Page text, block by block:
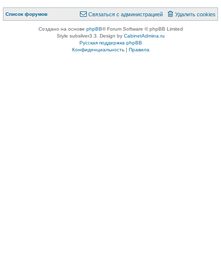
Список форумов Удалить cookies
Связаться с администрацией
Создано на основе phpBB® Forum Software © phpBB Limited
Style subsilver3.3. Design by CabinetAdmina.ru
Русская поддержка phpBB
Конфиденциальность| Правила